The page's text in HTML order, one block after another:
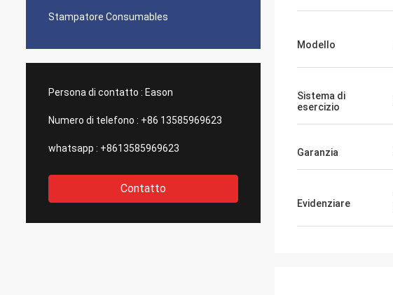
Stampatore Consumables
Persona di contatto : Eason
Numero di telefono : +86 13585969623
whatsapp : +8613585969623
Contatto
Modello
Sistema di
esercizio
Garanzia
Evidenziare